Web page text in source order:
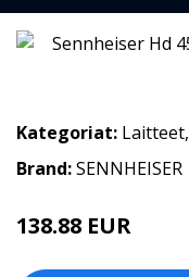
Kategoriat: Laitteet,
Brand:SENNHEISER
138.88 EUR